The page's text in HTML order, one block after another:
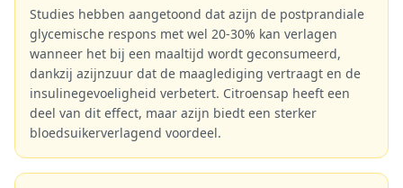
Studies hebben aangetoond dat azijn de postprandiale
glycemische respons met wel 20-30% kan verlagen
wanneer het bij een maaltijd wordt geconsumeerd,
dankzij azijnzuur dat de maaglediging vertraagt en de
insulinegevoeligheid verbetert. Citroensap heeft een
deel van dit effect, maar azijn biedt een sterker
bloedsuikerverlagend voordeel.